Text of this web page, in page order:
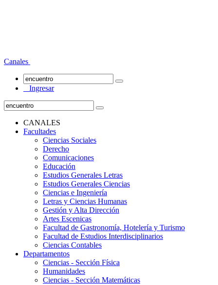
Canales
Ingresar
CANALES
Facultades
Ciencias Sociales
Derecho
Comunicaciones
Educación
Estudios Generales Letras
Estudios Generales Ciencias
Ciencias e Ingeniería
Letras y Ciencias Humanas
Gestión y Alta Dirección
Artes Escenicas
Facultad de Gastronomía, Hotelería y Turismo
Facultad de Estudios Interdisciplinarios
Ciencias Contables
Departamentos
Ciencias - Sección Física
Humanidades
Ciencias - Sección Matemáticas